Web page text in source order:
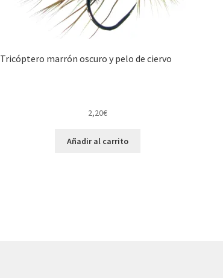
Tricóptero marrón oscuro y pelo de ciervo
2,20€
Añadir al carrito